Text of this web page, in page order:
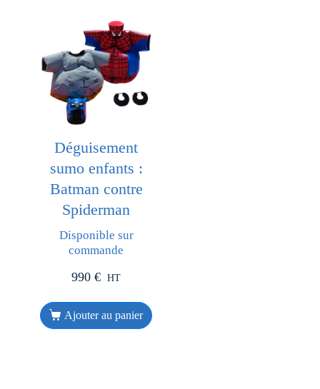
Déguisement
sumo enfants :
Batman contre
Spiderman
Disponible sur
commande
990€ HT
Ajouter au panier